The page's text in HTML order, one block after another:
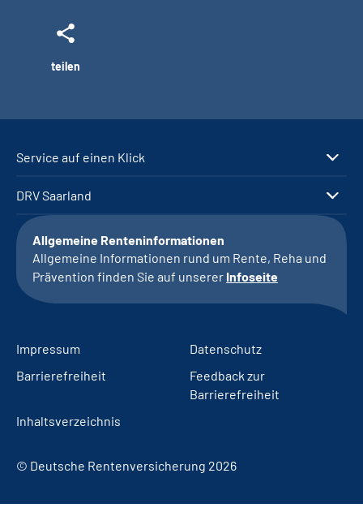
teilen
Service auf einen Klick
DRV Saarland
Allgemeine Renteninformationen
Allgemeine Informationen rund um Rente, Reha und
Prävention finden Sie auf unserer Infoseite
Impressum
Datenschutz
Barrierefreiheit
Feedback zur
Barrierefreiheit
Inhaltsverzeichnis
© Deutsche Rentenversicherung 2026